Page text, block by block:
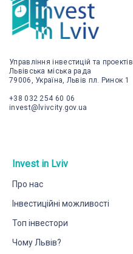
Управління інвестицій та проектів
Львівська міська рада
79006, Україна, Львів пл. Ринок 1
+38 032 254 60 06
invest@lvivcity.gov.ua
Invest in Lviv
Про нас
Інвестиційні можливості
Топ інвестори
Чому Львів?